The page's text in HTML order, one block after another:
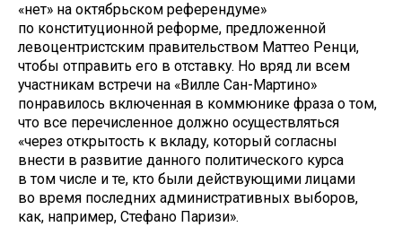
«нет» на октябрьском референдуме»
по конституционной реформе, предложенной
левоцентристским правительством Маттео Ренци,
чтобы отправить его в отставку. Но вряд ли всем
участникам встречи на «Вилле Сан-Мартино»
понравилось включенная в коммюнике фраза о том,
что все перечисленное должно осуществляться
«через открытость к вкладу, который согласны
внести в развитие данного политического курса
в том числе и те, кто были действующими лицами
во время последних административных выборов,
как, например, Стефано Паризи».